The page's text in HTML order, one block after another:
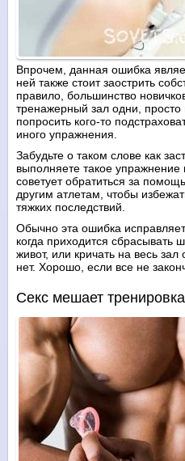
Впрочем, данная ошибка
ней также стоит заострить
правило, большинство
тренажерный зал одни, просто
попросить кого-то
иного упражнения.
Забудьте о таком слове как
выполняете такое
советует обратиться за
другим атлетам, чтобы
тяжких последствий.
Обычно эта ошибка
когда приходится сбрасывать
живот, или кричать на весь
нет. Хорошо, если все не
Секс мешает